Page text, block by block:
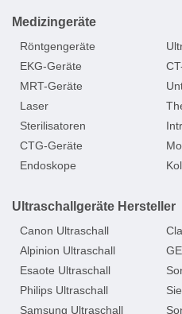
Medizingeräte
Röntgengeräte
EKG-Geräte
MRT-Geräte
Laser
Sterilisatoren
CTG-Geräte
Endoskope
Ultraschallgeräte Hersteller
Canon Ultraschall
Alpinion Ultraschall
Esaote Ultraschall
Philips Ultraschall
Samsung Ultraschall